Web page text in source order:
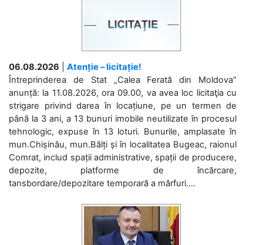
06.08.2026
Atenție – licitație!
Întreprinderea de Stat „Calea Ferată din Moldova”
anunță: la 11.08.2026, ora 09.00, va avea loc licitaţia cu
strigare privind darea în locațiune, pe un termen de
până la 3 ani, a 13 bunuri imobile neutilizate în procesul
tehnologic, expuse în 13 loturi. Bunurile, amplasate în
mun.Chișinău, mun.Bălți și în localitatea Bugeac, raionul
Comrat, includ spații administrative, spații de producere,
depozite, platforme de încărcare,
tansbordare/depozitare temporară a mărfuri....